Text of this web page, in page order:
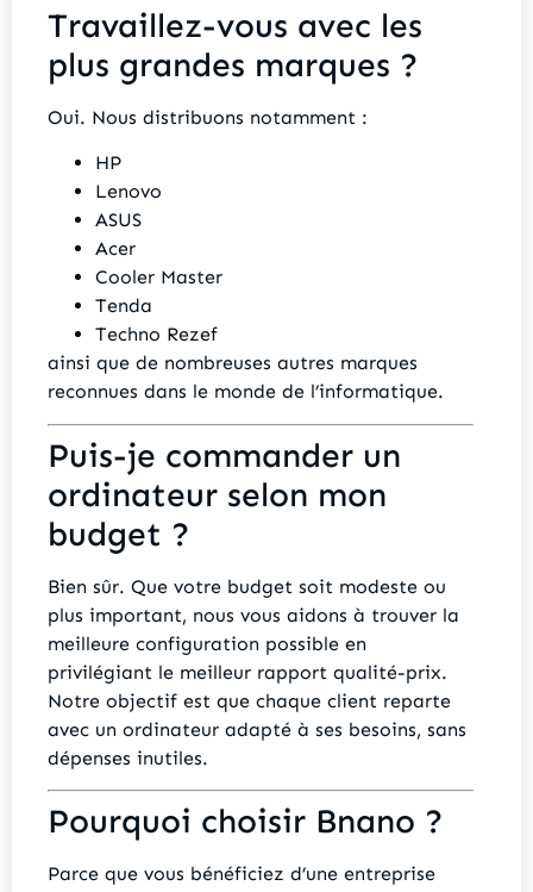
Travaillez-vous avec les
plus grandes marques ?
Oui. Nous distribuons notamment :
HP
Lenovo
ASUS
Acer
Cooler Master
Tenda
Techno Rezef
ainsi que de nombreuses autres marques
reconnues dans le monde de l’informatique.
Puis-je commander un
ordinateur selon mon
budget ?
Bien sûr. Que votre budget soit modeste ou
plus important, nous vous aidons à trouver la
meilleure configuration possible en
privilégiant le meilleur rapport qualité-prix.
Notre objectif est que chaque client reparte
avec un ordinateur adapté à ses besoins, sans
dépenses inutiles.
Pourquoi choisir Bnano ?
Parce que vous bénéficiez d’une entreprise